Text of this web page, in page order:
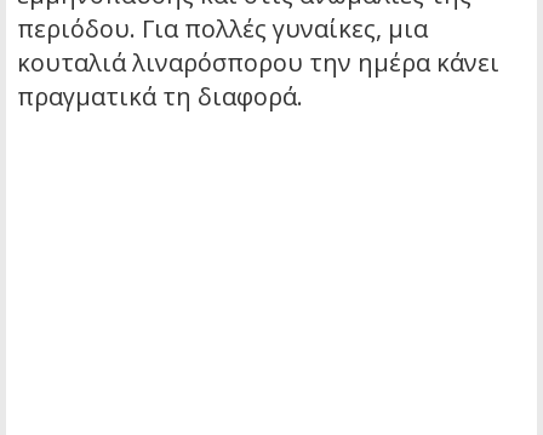
περιόδου. Για πολλές γυναίκες, μια
κουταλιά λιναρόσπορου την ημέρα κάνει
πραγματικά τη διαφορά.